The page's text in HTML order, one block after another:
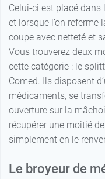
Celui-ci est placé
et lorsque l’on referme
coupe avec netteté et
Vous trouverez deux
cette catégorie : le
Comed. Ils disposent
médicaments, se
ouverture sur la
récupérer une moitié
simplement en le
Le broyeur de